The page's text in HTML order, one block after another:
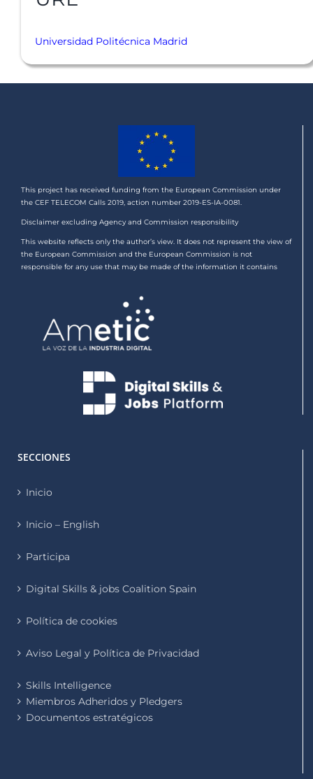
Universidad Politécnica Madrid
This project has received funding from the European Commission under
the CEF TELECOM Calls 2019, action number 2019-ES-IA-0081.
Disclaimer excluding Agency and Commission responsibility
This website reflects only the author’s view. It does not represent the view of
the European Commission and the European Commission is not
responsible for any use that may be made of the information it contains
SECCIONES
Inicio
Inicio – English
Participa
Digital Skills & jobs Coalition Spain
Política de cookies
Aviso Legal y Política de Privacidad
Skills Intelligence
Miembros Adheridos y Pledgers
Documentos estratégicos